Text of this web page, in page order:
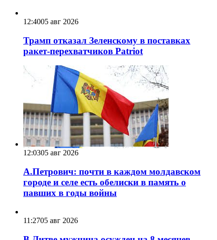
12:4005 авг 2026
Трамп отказал Зеленскому в поставках
ракет-перехватчиков Patriot
12:0305 авг 2026
А.Петрович: почти в каждом молдавском
городе и селе есть обелиски в память о
павших в годы войны
11:2705 авг 2026